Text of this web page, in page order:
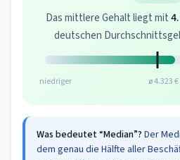
Das mittlere Gehalt liegt mit
deutschen
niedriger ø 4.323 €
Was bedeutet “Median”? Der
dem genau die Hälfte aller